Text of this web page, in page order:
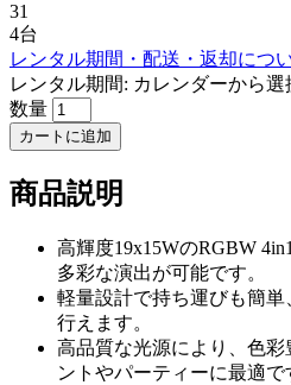
31
4台
レンタル期間・配送・返却につ
レンタル期間: カレンダーから
数量
カートに追加
商品説明
高輝度19x15WのRGBW
多彩な演出が可能です。
軽量設計で持ち運びも簡
行えます。
高品質な光源により、色
ントやパーティーに最適で